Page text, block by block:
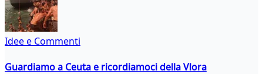
Idee e Commenti
Guardiamo a Ceuta e ricordiamoci della Vlora